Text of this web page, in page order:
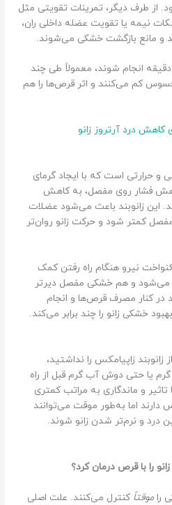
از طرف دیگر، تمرینات تقویتی مثل
نیمه یا تقویت عضله داخلی ران،
و مانع بازگشت خشکی می‌شوند.
این تمرین‌ها اگر هر روز ۱۰ تا ۱۵ دقیقه انجام شوند، معمولاً طی چند
کم می‌کنند و اثر قرص‌ها را هم
و حرارتی است که با ایجاد گرمای
فشار روی مفصل، به کاهش
این زانوبند باعث می‌شود عضلات
کمتر شود و حرکت زانو روان‌تر
نیرو هنگام راه رفتن کمک
می‌شود و هم خشکی مفصل دیرتر
در کنار مصرف قرص‌ها و انجام
خشکی زانو را چند برابر می‌کند.
زانوبند زاپیامکس را نداشتید،
یا حتی دوش آب گرم قبل از راه
و ماندگاری به مراتب کمتری
دارند اما به‌طور موقت می‌توانند
درد و نرم‌تر شدن زانو شوند.
را با قرص درمان کرد؟
راموقتاً کنترل می‌کنند. علت اصلی